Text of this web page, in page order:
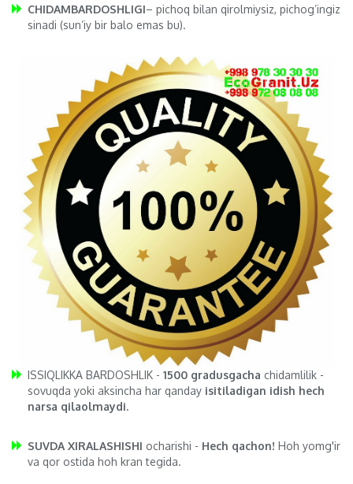
CHIDAMBARDOSHLIGI– pichoq bilan qirolmiysiz, pichog’ingiz
sinadi (sun’iy bir balo emas bu).
ISSIQLIKKA BARDOSHLIK - 1500 gradusgacha chidamlilik -
sovuqda yoki aksincha har qanday isitiladigan idish hech
narsa qilaolmaydi.
SUVDA XIRALASHISHI ocharishi - Hech qachon! Hoh yomg'ir
va qor ostida hoh kran tegida.